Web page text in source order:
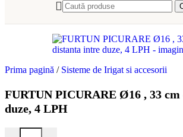
Prima pagină / Sisteme de Irigat si accesorii
FURTUN PICURARE Ø16 , 33
duze, 4 LPH
Cantitate FURTUN PICURARE Ø16 , 33 cm